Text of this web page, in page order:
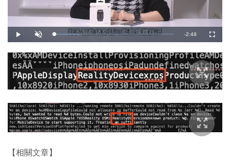
播
放
開
啟
效
載
入
畢
:
1
3
0
%
剩
時
間
-2:49
全
螢
【相關文章】